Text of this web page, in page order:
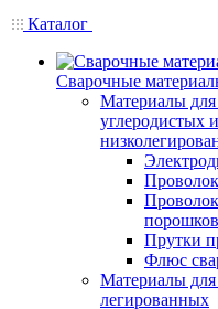
Каталог
Сварочные
Материалы для
углеродистых и
Прутки
Флюс
Материалы для
легированных